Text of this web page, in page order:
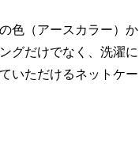
色（アースカラー）か
グだけでなく、洗濯に
いただけるネットケー